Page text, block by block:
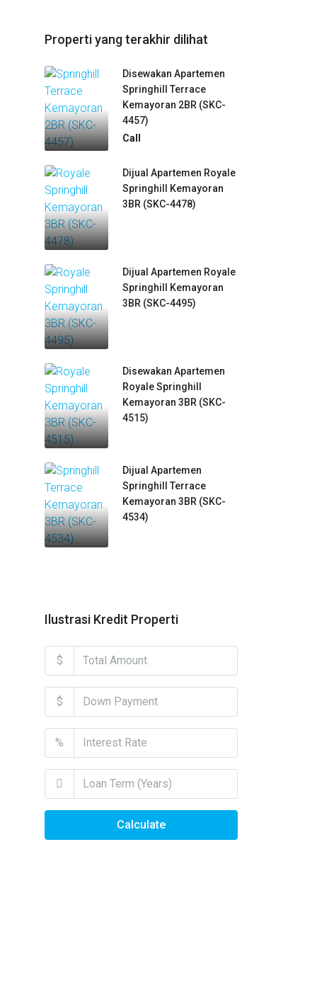
Properti yang terakhir dilihat
Disewakan Apartemen
Springhill Terrace
Kemayoran 2BR (SKC-
4457)
Call
Dijual Apartemen Royale
Springhill Kemayoran
3BR (SKC-4478)
Dijual Apartemen Royale
Springhill Kemayoran
3BR (SKC-4495)
Disewakan Apartemen
Royale Springhill
Kemayoran 3BR (SKC-
4515)
Dijual Apartemen
Springhill Terrace
Kemayoran 3BR (SKC-
4534)
Ilustrasi Kredit Properti
$
$
%
Calculate